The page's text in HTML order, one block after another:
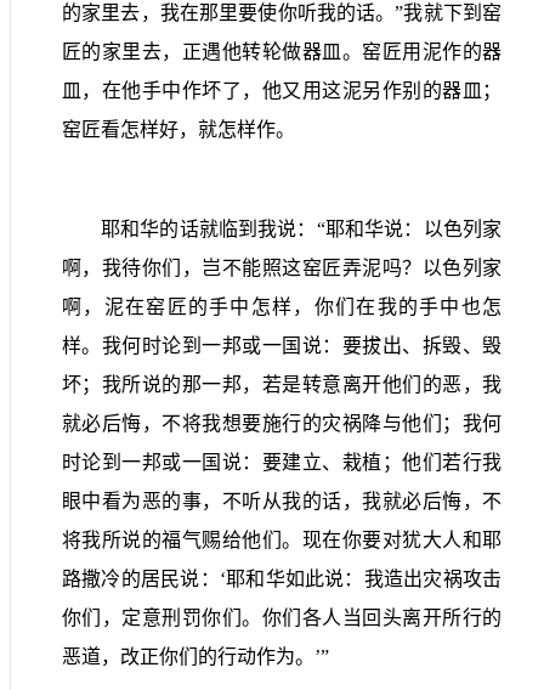
的家里去，我在那里要使你听我的话。”我就下到窑
匠的家里去，正遇他转轮做器皿。窑匠用泥作的器
皿，在他手中作坏了，他又用这泥另作别的器皿；
窑匠看怎样好，就怎样作。
耶和华的话就临到我说：“耶和华说：以色列家
啊，我待你们，岂不能照这窑匠弄泥吗？以色列家
啊，泥在窑匠的手中怎样，你们在我的手中也怎
样。我何时论到一邦或一国说：要拔出、拆毁、毁
坏；我所说的那一邦，若是转意离开他们的恶，我
就必后悔，不将我想要施行的灾祸降与他们；我何
时论到一邦或一国说：要建立、栽植；他们若行我
眼中看为恶的事，不听从我的话，我就必后悔，不
将我所说的福气赐给他们。现在你要对犹大人和耶
路撒冷的居民说：‘耶和华如此说：我造出灾祸攻击
你们，定意刑罚你们。你们各人当回头离开所行的
恶道，改正你们的行动作为。’”